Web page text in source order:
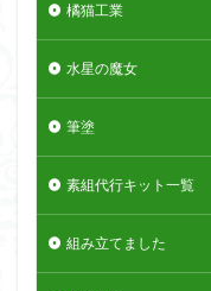
橘猫工業
水星の魔女
筆塗
素組代行キット一覧
組み立てました